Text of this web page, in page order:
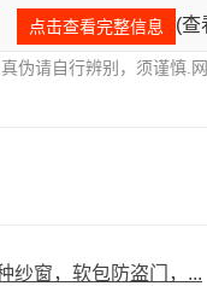
点击查看完整信息 (查
伪请自行辨别，须谨慎.
纱窗，软包防盗门，...